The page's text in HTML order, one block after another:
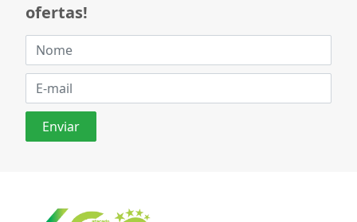
ofertas!